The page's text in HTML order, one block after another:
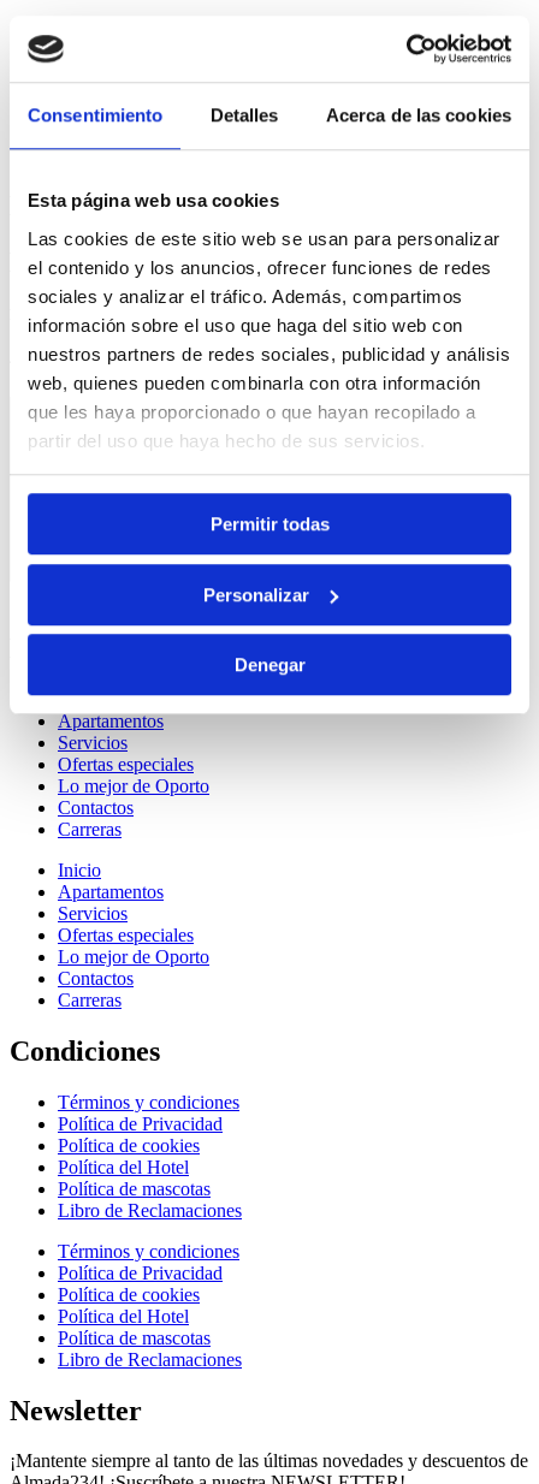
Consentimiento Detalles Acerca de las cookies
Esta página web usa cookies
Las cookies de este sitio web se usan para personalizar
el contenido y los anuncios, ofrecer funciones de redes
sociales y analizar el tráfico. Además, compartimos
información sobre el uso que haga del sitio web con
nuestros partners de redes sociales, publicidad y análisis
web, quienes pueden combinarla con otra información
que les haya proporcionado o que hayan recopilado a
partir del uso que haya hecho de sus servicios.
Permitir todas
Personalizar
Denegar
Servicios
Normas de la casa
Localización
4050-407 Porto, Portugal
Enlaces útiles
Inicio
Apartamentos
Servicios
Ofertas especiales
Lo mejor de Oporto
Contactos
Carreras
Inicio
Apartamentos
Servicios
Ofertas especiales
Lo mejor de Oporto
Contactos
Carreras
Condiciones
Términos y condiciones
Política de Privacidad
Política de cookies
Política del Hotel
Política de mascotas
Libro de Reclamaciones
Términos y condiciones
Política de Privacidad
Política de cookies
Política del Hotel
Política de mascotas
Libro de Reclamaciones
Newsletter
¡Mantente siempre al tanto de las últimas novedades y descuentos de